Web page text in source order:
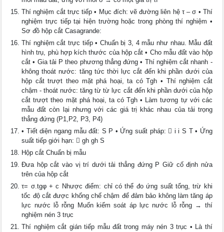
Thí nghiệm cắt trực tiếp • Mục đích: vẽ đường liên hệ τ – σ • Thí
nghiệm trực tiếp tại hiện trường hoặc trong phòng thí nghiệm •
Sơ đồ hộp cắt Casagrande:
Thí nghiệm cắt trực tiếp • Chuẩn bị 3, 4 mẫu như nhau. Mẫu đất
hình trụ, phù hợp kích thước của hộp cắt • Cho mẫu đất vào hộp
cắt • Gia tải P theo phương thẳng đứng • Thí nghiệm cắt nhanh -
không thoát nước: tăng tức thời lực cắt đến khi phần dưới của
hộp cắt trượt theo mặt phá hoại, ta có Tgh • Thí nghiệm cắt
chậm - thoát nước: tăng từ từ lực cắt đến khi phần dưới của hộp
cắt trượt theo mặt phá hoại, ta có Tgh • Làm tương tự với các
mẫu đất còn lại nhưng với các giá trị khác nhau của tải trọng
thẳng đứng (P1,P2, P3, P4)
• Tiết diện ngang mẫu đất: S P • Ứng suất pháp:  i i S T • Ứng
suất tiếp giới hạn:  gh gh S
Hộp cắt Chuẩn bị mẫu
Đưa hộp cắt vào vị trí dưới tải thẳng đứng P Giữ cố định nửa
trên của hộp cắt
τ= σ.tgφ + c Nhược điểm: chỉ có thể đo ứng suất tổng, trừ khi
tốc độ cắt được khống chế chậm để đảm bảo không làm tăng áp
lực nước lỗ rỗng Muốn kiểm soát áp lực nước lỗ rỗng → thí
nghiệm nén 3 trục
Thí nghiệm cắt gián tiếp mẫu đất trong máy nén 3 trục • Là thí